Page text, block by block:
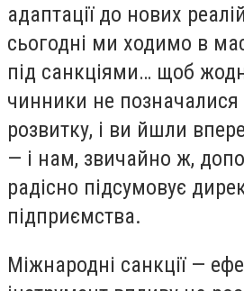
адаптації до нових
сьогодні ми ходимо в
під санкціями… щоб
чинники не
розвитку, і ви йшли
— і нам, звичайно ж,
радісно підсумовує
підприємства.
Міжнародні санкції —